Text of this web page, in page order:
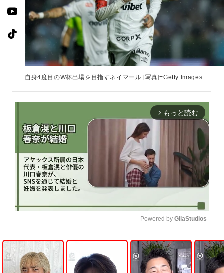
自身4度目のW杯出場を目指すネイマール [写真]=Getty Images
arrow_forward_ios もっと読む
U
n
m
u
Powered by GliaStudios